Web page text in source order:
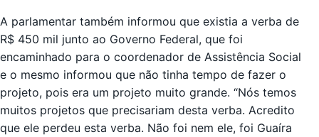
A parlamentar também informou que existia a verba de
R$ 450 mil junto ao Governo Federal, que foi
encaminhado para o coordenador de Assistência Social
e o mesmo informou que não tinha tempo de fazer o
projeto, pois era um projeto muito grande. “Nós temos
muitos projetos que precisariam desta verba. Acredito
que ele perdeu esta verba. Não foi nem ele, foi Guaíra